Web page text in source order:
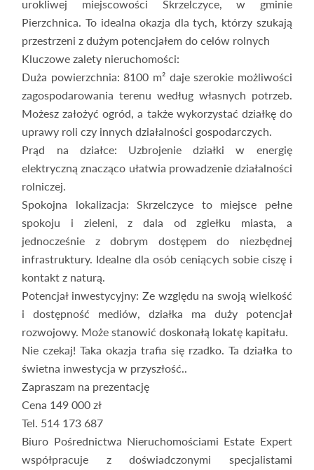
urokliwej miejscowości Skrzelczyce, w gminie
Pierzchnica. To idealna okazja dla tych, którzy szukają
przestrzeni z dużym potencjałem do celów rolnych
Kluczowe zalety nieruchomości:
Duża powierzchnia: 8100 m² daje szerokie możliwości
zagospodarowania terenu według własnych potrzeb.
Możesz założyć ogród, a także wykorzystać działkę do
uprawy roli czy innych działalności gospodarczych.
Prąd na działce: Uzbrojenie działki w energię
elektryczną znacząco ułatwia prowadzenie działalności
rolniczej.
Spokojna lokalizacja: Skrzelczyce to miejsce pełne
spokoju i zieleni, z dala od zgiełku miasta, a
jednocześnie z dobrym dostępem do niezbędnej
infrastruktury. Idealne dla osób ceniących sobie ciszę i
kontakt z naturą.
Potencjał inwestycyjny: Ze względu na swoją wielkość
i dostępność mediów, działka ma duży potencjał
rozwojowy. Może stanowić doskonałą lokatę kapitału.
Nie czekaj! Taka okazja trafia się rzadko. Ta działka to
świetna inwestycja w przyszłość..
Zapraszam na prezentację
Cena 149 000 zł
Tel. 514 173 687
Biuro Pośrednictwa Nieruchomościami Estate Expert
współpracuje z doświadczonymi specjalistami